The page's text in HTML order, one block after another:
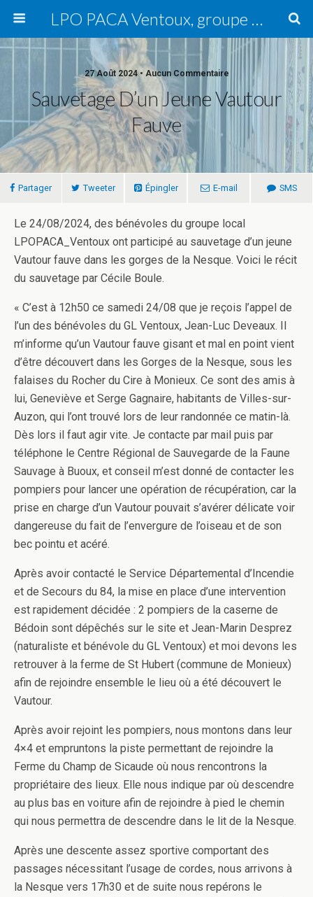
LPO PACA Ventoux, groupe local
27 Août 2024 • Aucun Commentaire
Sauvetage D’un Jeune Vautour
Fauve
Partager Tweeter Épingler E-mail SMS
Le 24/08/2024, des bénévoles du groupe local
LPOPACA_Ventoux ont participé au sauvetage d’un jeune
Vautour fauve dans les gorges de la Nesque. Voici le récit
du sauvetage par Cécile Boule.
« C’est à 12h50 ce samedi 24/08 que je reçois l’appel de
l’un des bénévoles du GL Ventoux, Jean-Luc Deveaux. Il
m’informe qu’un Vautour fauve gisant et mal en point vient
d’être découvert dans les Gorges de la Nesque, sous les
falaises du Rocher du Cire à Monieux. Ce sont des amis à
lui, Geneviève et Serge Gagnaire, habitants de Villes-sur-
Auzon, qui l’ont trouvé lors de leur randonnée ce matin-là.
Dès lors il faut agir vite. Je contacte par mail puis par
téléphone le Centre Régional de Sauvegarde de la Faune
Sauvage à Buoux, et conseil m’est donné de contacter les
pompiers pour lancer une opération de récupération, car la
prise en charge d’un Vautour pouvait s’avérer délicate voir
dangereuse du fait de l’envergure de l’oiseau et de son
bec pointu et acéré.
Après avoir contacté le Service Départemental d’Incendie
et de Secours du 84, la mise en place d’une intervention
est rapidement décidée : 2 pompiers de la caserne de
Bédoin sont dépêchés sur le site et Jean-Marin Desprez
(naturaliste et bénévole du GL Ventoux) et moi devons les
retrouver à la ferme de St Hubert (commune de Monieux)
afin de rejoindre ensemble le lieu où a été découvert le
Vautour.
Après avoir rejoint les pompiers, nous montons dans leur
4×4 et empruntons la piste permettant de rejoindre la
Ferme du Champ de Sicaude où nous rencontrons la
propriétaire des lieux. Elle nous indique par où descendre
au plus bas en voiture afin de rejoindre à pied le chemin
qui nous permettra de descendre dans le lit de la Nesque.
Après une descente assez sportive comportant des
passages nécessitant l’usage de cordes, nous arrivons à
la Nesque vers 17h30 et de suite nous repérons le